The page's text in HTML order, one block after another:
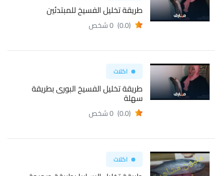
طريقة تخليل الفسيخ للمبتدئين
(0.0) 0 شخص
اكلات
طريقة تخليل الفسيخ البورى بطريقة
سهلة
(0.0) 0 شخص
اكلات